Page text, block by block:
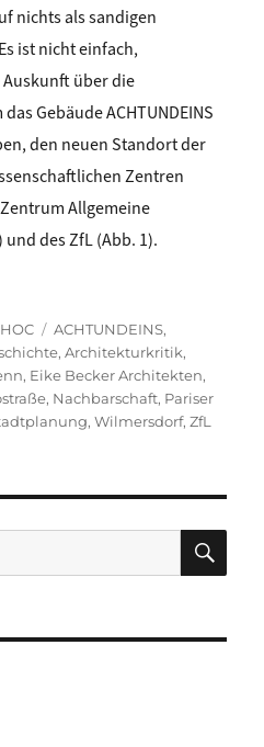
nichts als sandigen
ist nicht einfach,
über die
Gebäude ACHTUNDEINS
den neuen Standort der
Zentren
Allgemeine
des ZfL (Abb. 1).
WILMERSDORF.
Schlagwörter
ACHTUNDEINS,
,Architekturkritik,
, Eike Becker Architekten,
, Nachbarschaft, Pariser
,Wilmersdorf,ZfL